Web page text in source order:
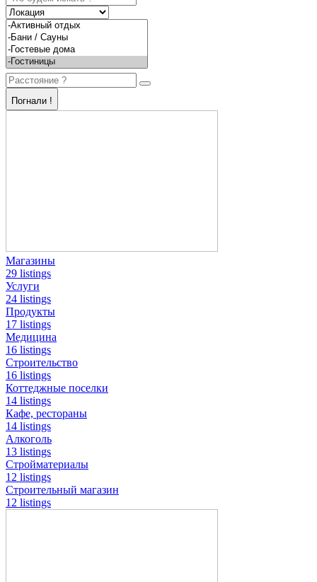
Погнали !
Магазины
29 listings
Услуги
24 listings
Продукты
17 listings
Медицина
16 listings
Строительство
16 listings
Коттеджные поселки
14 listings
Кафе, рестораны
14 listings
Алкоголь
13 listings
Стройматериалы
12 listings
Строительный магазин
12 listings